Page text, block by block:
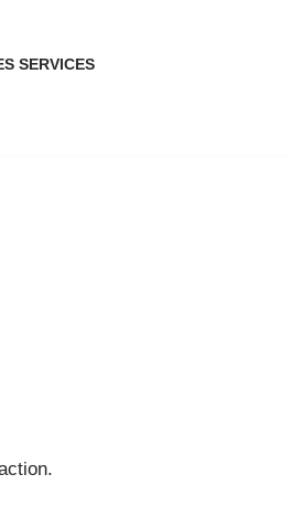
SERVICES